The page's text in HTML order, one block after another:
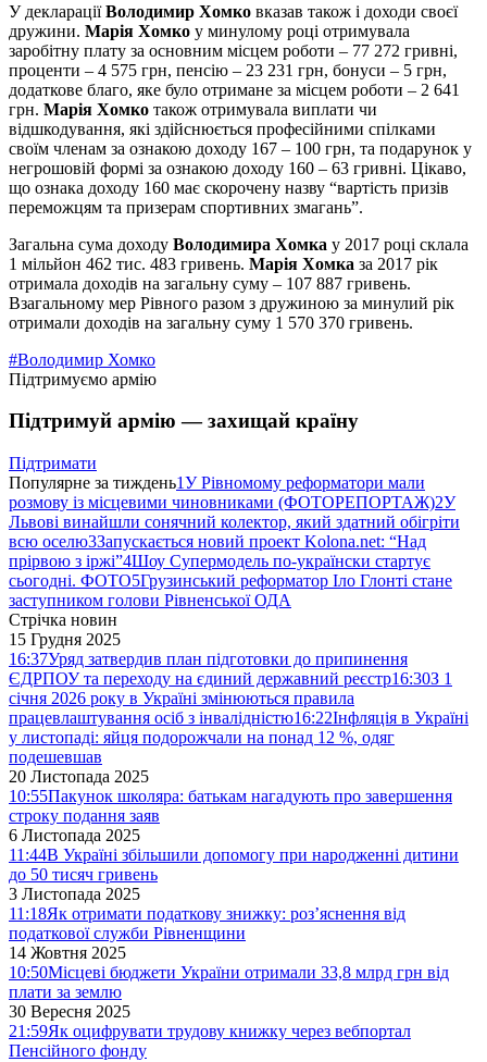
У деклараціїВолодимир Хомко вказав також і доходи своєї
дружини. Марія Хомко у минулому році отримувала
заробітну плату за основним місцем роботи – 77 272 гривні,
проценти – 4 575 грн, пенсію – 23 231 грн, бонуси – 5 грн,
додаткове благо, яке було отримане за місцем роботи – 2 641
грн. Марія Хомко також отримувала виплати чи
відшкодування, які здійснюється професійними спілками
своїм членам за ознакою доходу 167 – 100 грн, та подарунок у
негрошовій формі за ознакою доходу 160 – 63 гривні. Цікаво,
що ознака доходу 160 має скорочену назву “вартість призів
переможцям та призерам спортивних змагань”.
Загальна сума доходу Володимира Хомка у 2017 році склала
1 мільйон 462 тис. 483 гривень. Марія Хомка за 2017 рік
отримала доходів на загальну суму – 107 887 гривень.
Взагальному мер Рівного разом з дружиною за минулий рік
отримали доходів на загальну суму 1 570 370 гривень.
#Володимир Хомко
Підтримуємо армію
Підтримуй армію — захищай країну
Підтримати
Популярне за тиждень1У Рівномому реформатори мали
розмову із місцевими чиновниками (ФОТОРЕПОРТАЖ)2У
Львові винайшли сонячний колектор, який здатний обігріти
всю оселю3Запускається новий проект Kolona.net: “Над
прірвою з іржі”4Шоу Супермодель по-українски стартує
сьогодні. ФОТО5Грузинський реформатор Іло Глонті стане
заступником голови Рівненської ОДА
Стрічка новин
15 Грудня 2025
16:37Уряд затвердив план підготовки до припинення
ЄДРПОУ та переходу на єдиний державний реєстр16:30З 1
січня 2026 року в Україні змінюються правила
працевлаштування осіб з інвалідністю16:22Інфляція в Україні
у листопаді: яйця подорожчали на понад 12 %, одяг
подешевшав
20 Листопада 2025
10:55Пакунок школяра: батькам нагадують про завершення
строку подання заяв
6 Листопада 2025
11:44В Україні збільшили допомогу при народженні дитини
до 50 тисяч гривень
3 Листопада 2025
11:18Як отримати податкову знижку: роз’яснення від
податкової служби Рівненщини
14 Жовтня 2025
10:50Місцеві бюджети України отримали 33,8 млрд грн від
плати за землю
30 Вересня 2025
21:59Як оцифрувати трудову книжку через вебпортал
Пенсійного фонду